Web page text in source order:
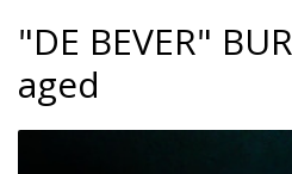
"DE BEVER"
aged